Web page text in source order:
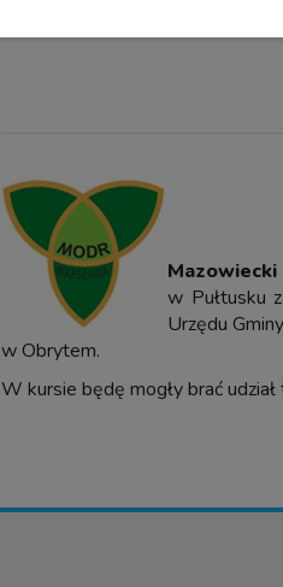
w Pułtusku
Urzędu
w Obrytem.
W kursie będę mogły brać